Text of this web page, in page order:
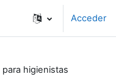
Acceder
higienistas